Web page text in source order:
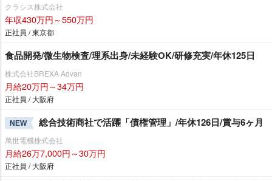
クラシス株式会社
年収430万円～550万円
正社員 / 東京都
食品開発/微生物検査/理系出身/未経験OK/研修充実/年休125日
株式会社BREXA Advan
月給20万円～34万円
正社員 / 大阪府
NEW 総合技術商社で活躍「債権管理」/年休126日/賞与6ヶ月
萬世電機株式会社
月給26万7,000円～30万円
正社員 / 大阪府